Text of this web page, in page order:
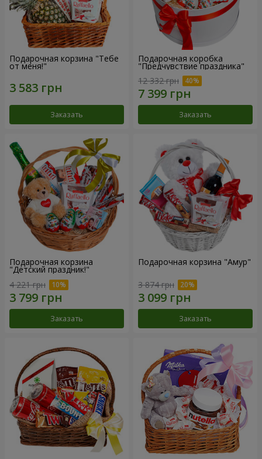
Подарочная корзина "Тебе
от меня!"
Заказать
Подарочная коробка
"Предчувствие праздника"
12 332 грн
Заказать
Подарочная корзина
"Детский праздник!"
4 221 грн
Заказать
Подарочная корзина "Амур"
3 874 грн
Заказать